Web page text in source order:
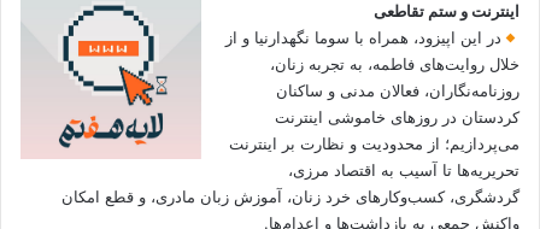
اینترنت و ستم تقاطعی
در این اپیزود، همراه با سوما نگهدارنیا و از
خلال روایت‌های فاطمه، به تجربه زنان،
روزنامه‌نگاران، فعالان مدنی و ساکنان
کردستان در روزهای خاموشی اینترنت
می‌پردازیم؛ از محدودیت و نظارت بر اینترنت
تحریریه‌ها تا آسیب به اقتصاد مرزی،
گردشگری، کسب‌وکارهای خرد زنان، آموزش زبان مادری، و قطع امکان
واکنش جمعی به بازداشت‌ها و اعدام‌ها.